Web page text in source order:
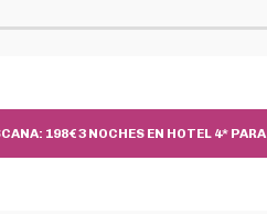
198€ 3 NOCHES EN HOTEL 4*